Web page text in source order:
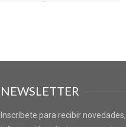
NEWSLETTER
Inscríbete para recibir novedades,